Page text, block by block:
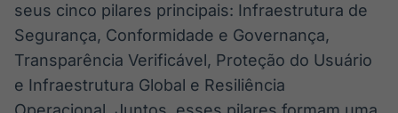
seus cinco pilares principais: Infraestrutura de
Segurança, Conformidade e Governança,
Transparência Verificável, Proteção do Usuário
e Infraestrutura Global e Resiliência